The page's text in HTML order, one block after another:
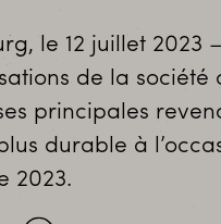
le 12 juillet 2023
de la société
principales
durable à
2023.